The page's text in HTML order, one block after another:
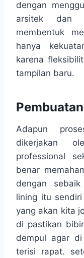
dengan
arsitek dan
membentuk
hanya
karena
tampilan baru.
Adapun
dikerjakan
professional
benar
dengan
lining itu
yang akan kita
di pastikan
dempul agar
terisi rapat.